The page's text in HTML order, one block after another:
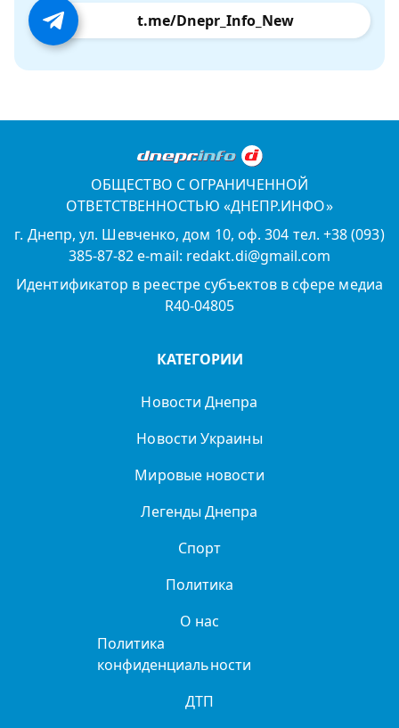
t.me/Dnepr_Info_New
ОБЩЕСТВО С ОГРАНИЧЕННОЙ
ОТВЕТСТВЕННОСТЬЮ «ДНЕПР.ИНФО»
г. Днепр, ул. Шевченко, дом 10, оф. 304 тел. +38 (093)
385-87-82 e-mail: redakt.di@gmail.com
Идентификатор в реестре субъектов в сфере медиа
R40-04805
КАТЕГОРИИ
Новости Днепра
Новости Украины
Мировые новости
Легенды Днепра
Спорт
Политика
О нас
Политика
конфиденциальности
ДТП